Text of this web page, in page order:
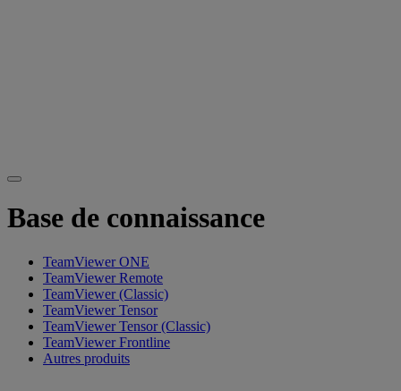
Base de connaissance
TeamViewer ONE
TeamViewer Remote
TeamViewer (Classic)
TeamViewer Tensor
TeamViewer Tensor (Classic)
TeamViewer Frontline
Autres produits